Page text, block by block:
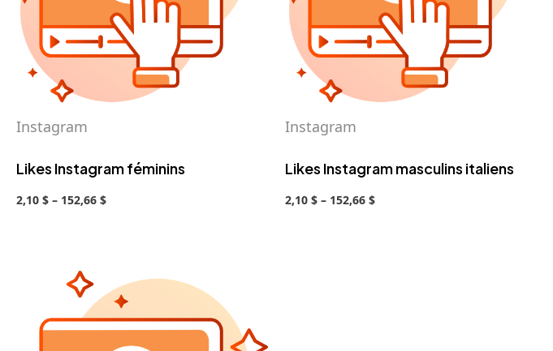
Instagram
Likes Instagram féminins
2,10 $ – 152,66 $
Instagram
Likes Instagram masculins italiens
2,10 $ – 152,66 $